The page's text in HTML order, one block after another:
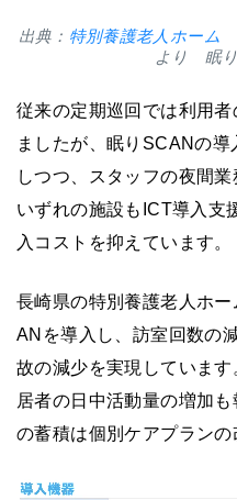
出典： 特別養護老人ホーム
より 眠
従来の定期巡回では利用
ましたが、眠りSCANの
しつつ、スタッフの夜間
いずれの施設もICT導入支
入コストを抑えています。
長崎県の特別養護老人ホ
ANを導入し、訪室回数の
故の減少を実現していま
居者の日中活動量の増加
の蓄積は個別ケアプランの